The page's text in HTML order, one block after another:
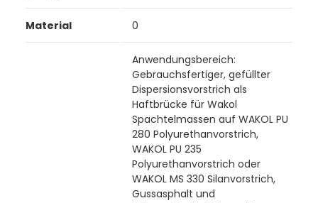
Material 0
Anwendungsbereich:
Gebrauchsfertiger, gefüllter
Dispersionsvorstrich als
Haftbrücke für Wakol
Spachtelmassen auf WAKOL PU
280 Polyurethanvorstrich,
WAKOL PU 235
Polyurethanvorstrich oder
WAKOL MS 330 Silanvorstrich,
Gussasphalt und